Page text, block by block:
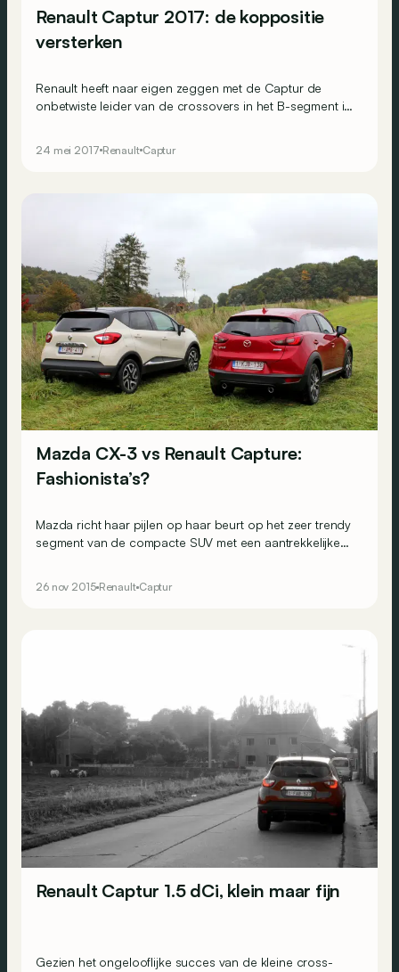
Renault Captur 2017: de koppositie
versterken
Renault heeft naar eigen zeggen met de Captur de
onbetwiste leider van de crossovers in het B-segment in
haal voor een eerste test.
24 mei 2017 Renault Captur
Mazda CX-3 vs Renault Capture:
Fashionista’s?
Mazda richt haar pijlen op haar beurt op het zeer trendy
segment van de compacte SUV met een aantrekkelijke
dynamische rijstijl? Des te meer omdat de
26 nov 2015 Renault Captur
Renault Captur 1.5 dCi, klein maar fijn
Gezien het ongelooflijke succes van de kleine cross-